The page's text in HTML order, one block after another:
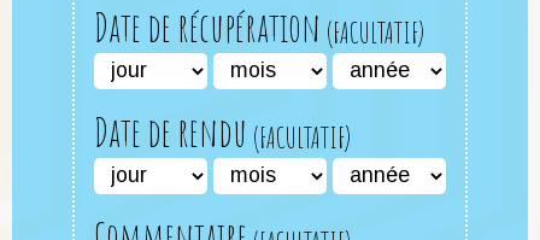
Date de récupération
Date de rendu